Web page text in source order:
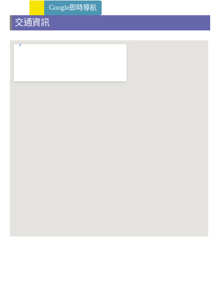
Google即時導航
交通資訊